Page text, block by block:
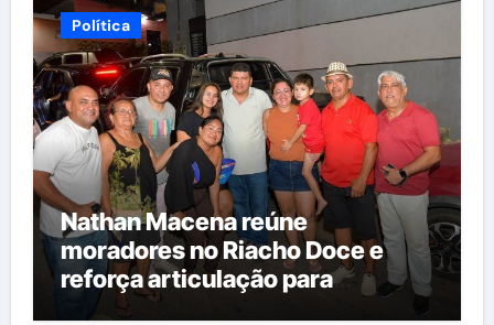
Política
Nathan Macena reúne
moradores no Riacho Doce e
reforça articulação para
candidatura à Câmara Federal